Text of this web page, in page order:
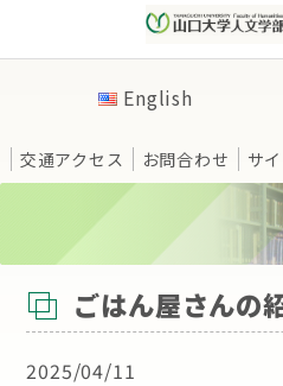
English
交通アクセス お問合わせ サ
>新着情報 >ごはん屋さん
ごはん屋さんの
2025/04/11